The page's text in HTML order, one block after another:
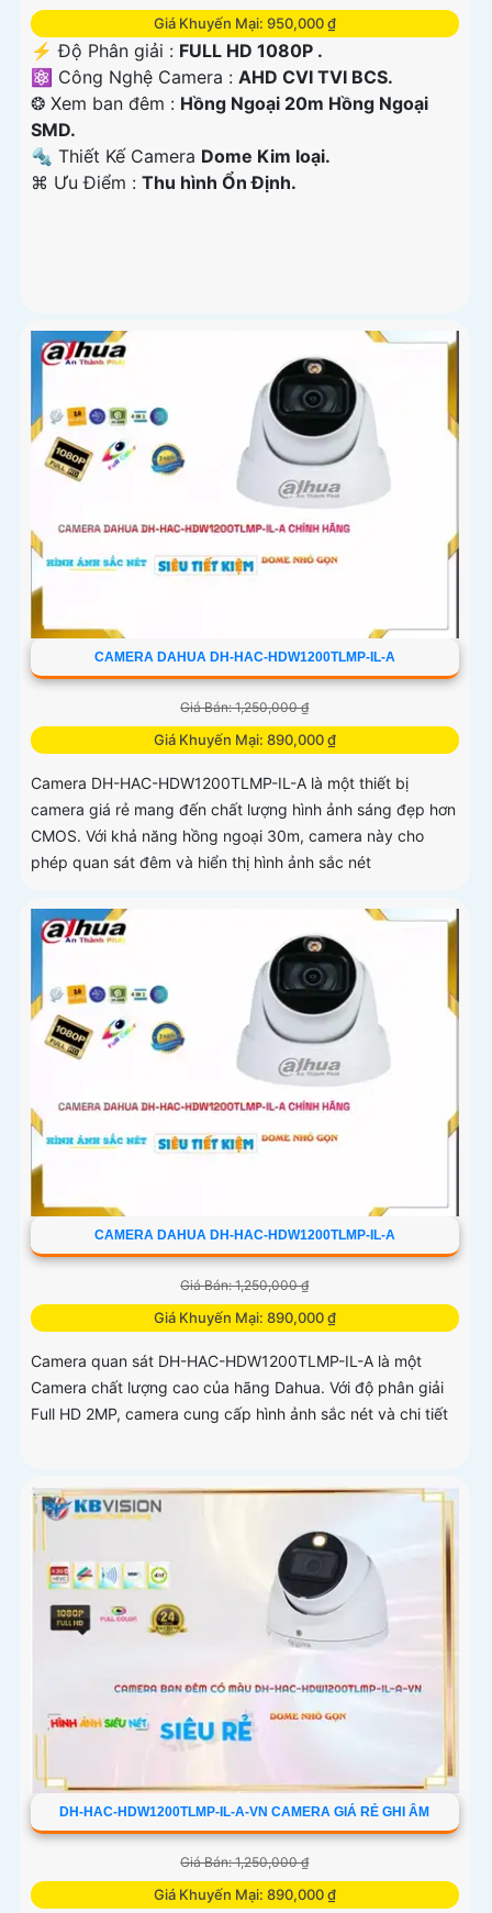
Giá Khuyến Mại: 950,000 ₫
️⚡ Độ Phân giải : FULL HD 1080P .
⚛️ Công Nghệ Camera : AHD CVI TVI BCS.
❂ Xem ban đêm : Hồng Ngoại 20m Hồng Ngoại
SMD.
🔩 Thiết Kế Camera Dome Kim loại.
️⌘ Ưu Điểm : Thu hình Ổn Định.
CAMERA DAHUA DH-HAC-HDW1200TLMP-IL-A
Giá Bán: 1,250,000 ₫
Giá Khuyến Mại: 890,000 ₫
Camera DH-HAC-HDW1200TLMP-IL-A là một thiết bị
camera giá rẻ mang đến chất lượng hình ảnh sáng đẹp hơn
CMOS. Với khả năng hồng ngoại 30m, camera này cho
phép quan sát đêm và hiển thị hình ảnh sắc nét
CAMERA DAHUA DH-HAC-HDW1200TLMP-IL-A
Giá Bán: 1,250,000 ₫
Giá Khuyến Mại: 890,000 ₫
Camera quan sát DH-HAC-HDW1200TLMP-IL-A là một
Camera chất lượng cao của hãng Dahua. Với độ phân giải
Full HD 2MP, camera cung cấp hình ảnh sắc nét và chi tiết
DH-HAC-HDW1200TLMP-IL-A-VN CAMERA GIÁ RẺ GHI ÂM
Giá Bán: 1,250,000 ₫
Giá Khuyến Mại: 890,000 ₫